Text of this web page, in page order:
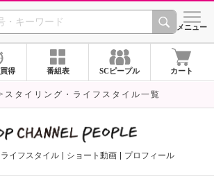
SHOP CHANNEL シメニュー
得 番組表 SCピープル カート
スタイリング・ライフスタイル一覧
ライフスタイル ショート動画 プロフィール